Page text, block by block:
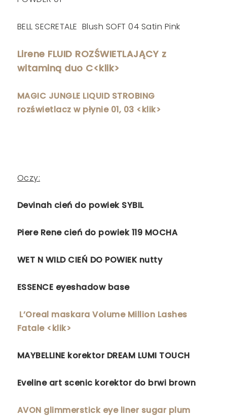
BELL SECRETALE Blush SOFT 04 Satin Pink
Lirene FLUID ROZŚWIETLAJĄCY z
witaminą duo C<klik>
MAGIC JUNGLE LIQUID STROBING
rozświetlacz w płynie 01, 03 <klik>
Oczy:
Devinah cień do powiek SYBIL
Piere Rene cień do powiek 119 MOCHA
WET N WILD CIEŃ DO POWIEK nutty
ESSENCE eyeshadow base
L’Oreal maskara Volume Million Lashes
Fatale <klik>
MAYBELLINE korektor DREAM LUMI TOUCH
Eveline art scenic korektor do brwi brown
AVON glimmerstick eye liner sugar plum